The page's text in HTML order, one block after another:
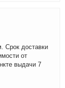
Срок доставки
от
выдачи 7